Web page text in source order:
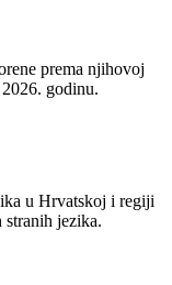
prema njihovoj
godinu.
u Hrvatskoj i regiji
jezika.